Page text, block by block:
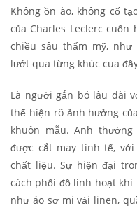
Không ồn ào, không cố
của Charles Leclerc
chiều sâu thẩm mỹ, như
lướt qua từng khúc cua
Là người gắn bó lâu dài
thể hiện rõ ảnh hưởng
khuôn mẫu. Anh
được cắt may tinh tế,
chất liệu. Sự hiện đại
cách phối đồ linh hoạt khi
như áo sơ mi vải linen,